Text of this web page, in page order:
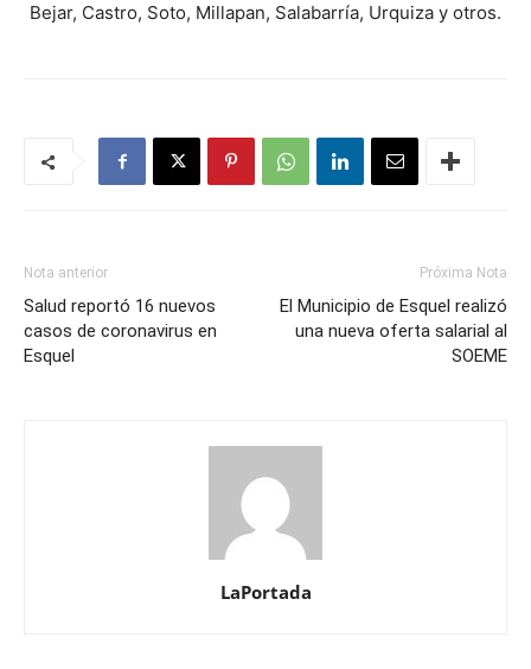
Bejar, Castro, Soto, Millapan, Salabarría, Urquiza y otros.
Nota anterior
Salud reportó 16 nuevos
casos de coronavirus en
Esquel
Próxima Nota
El Municipio de Esquel realizó
una nueva oferta salarial al
SOEME
LaPortada